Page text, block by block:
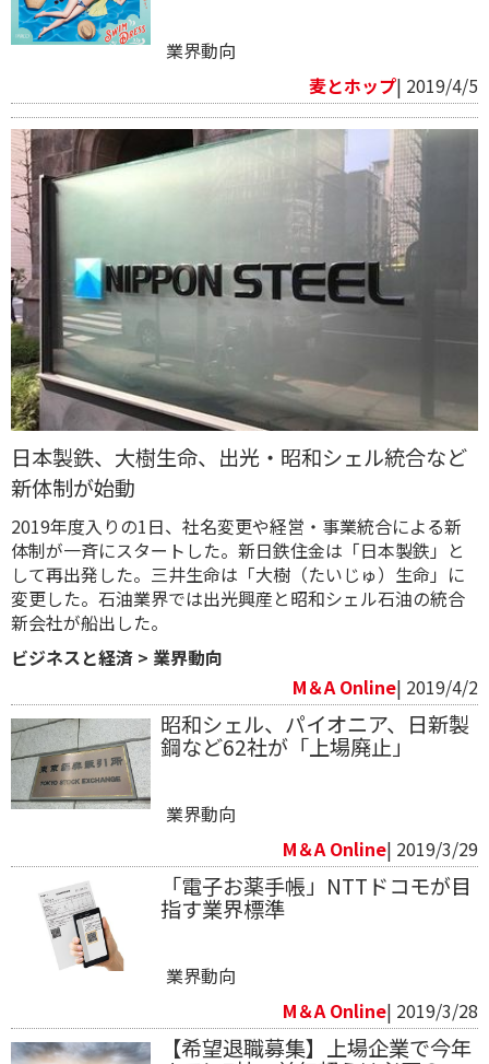
業界動向
麦とホップ| 2019/4/5
日本製鉄、大樹生命、出光・昭和シェル統合など
新体制が始動
2019年度入りの1日、社名変更や経営・事業統合による新
体制が一斉にスタートした。新日鉄住金は「日本製鉄」と
して再出発した。三井生命は「大樹（たいじゅ）生命」に
変更した。石油業界では出光興産と昭和シェル石油の統合
新会社が船出した。
ビジネスと経済 > 業界動向
M＆A Online| 2019/4/2
昭和シェル、パイオニア、日新製
鋼など62社が「上場廃止」
業界動向
M＆A Online| 2019/3/29
「電子お薬手帳」NTTドコモが目
指す業界標準
業界動向
M＆A Online| 2019/3/28
【希望退職募集】上場企業で今年